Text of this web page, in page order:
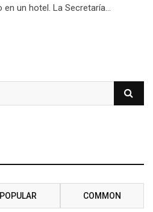
un hotel. La Secretaría…
POPULAR COMMON